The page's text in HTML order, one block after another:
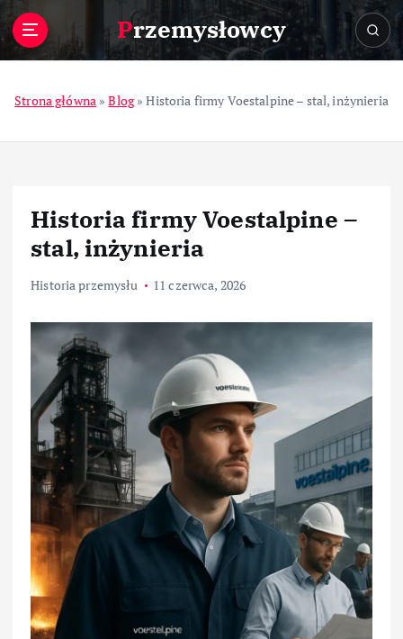
Przemysłowcy
Strona główna »Blog»Historia firmy Voestalpine – stal, inżynieria
Historia firmy Voestalpine –
stal, inżynieria
Historia przemysłu 11 czerwca, 2026